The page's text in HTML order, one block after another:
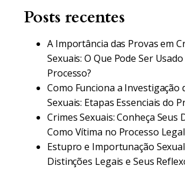
Posts recentes
A Importância das Provas em
Sexuais: O Que Pode Ser
Processo?
Como Funciona a Investigação
Sexuais: Etapas Essenciais do
Crimes Sexuais: Conheça Seus
Como Vítima no Processo Legal
Estupro e Importunação
Distinções Legais e Seus